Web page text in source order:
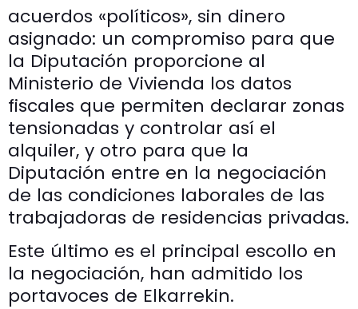
acuerdos «políticos», sin dinero
asignado: un compromiso para que
la Diputación proporcione al
Ministerio de Vivienda los datos
fiscales que permiten declarar zonas
tensionadas y controlar así el
alquiler, y otro para que la
Diputación entre en la negociación
de las condiciones laborales de las
trabajadoras de residencias privadas.
Este último es el principal escollo en
la negociación, han admitido los
portavoces de Elkarrekin.